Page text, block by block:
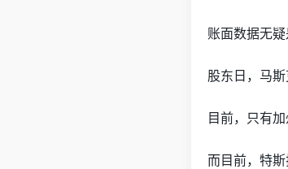
账面数据无
股东日，马
目前，只有
而目前，特斯